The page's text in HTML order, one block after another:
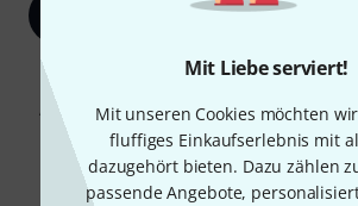
Mit Liebe serviert!
Mit unseren Cookies möchten
fluffiges Einkaufserlebnis mit
dazugehört bieten. Dazu zählen
passende Angebote,
Jetzt anmelden
Mit Klick auf „Jetzt anmelden“ stimmen Sie
Werbung und einer Messung des E-Mail-
Abmeldung ist jederzeit möglich. Weitere
unseren
* Pflichtfeld